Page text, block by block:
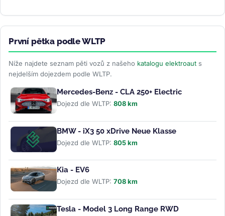
První pětka podle WLTP
Níže najdete seznam pěti vozů z našeho katalogu elektroaut s
nejdelším dojezdem podle WLTP.
Mercedes-Benz - CLA 250+ Electric
Dojezd dle WLTP: 808 km
BMW - iX3 50 xDrive Neue Klasse
Dojezd dle WLTP: 805 km
Kia - EV6
Dojezd dle WLTP: 708 km
Tesla - Model 3 Long Range RWD